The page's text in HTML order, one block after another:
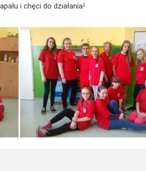
i chęci do działania!